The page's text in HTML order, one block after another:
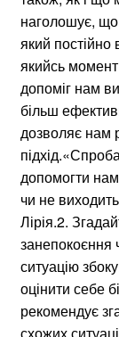
наголошує,
який
якийсь
допоміг нам
більш
дозволяє нам
допомогти
чи не
Лірія.2.
занепокоєння
ситуацію
оцінити себе
рекомендує
схожих